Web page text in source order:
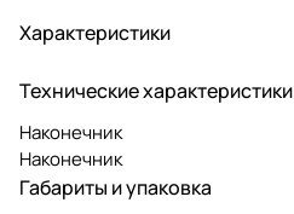
Характеристики
Технические характеристики
Наконечник
Наконечник
Габариты и упаковка